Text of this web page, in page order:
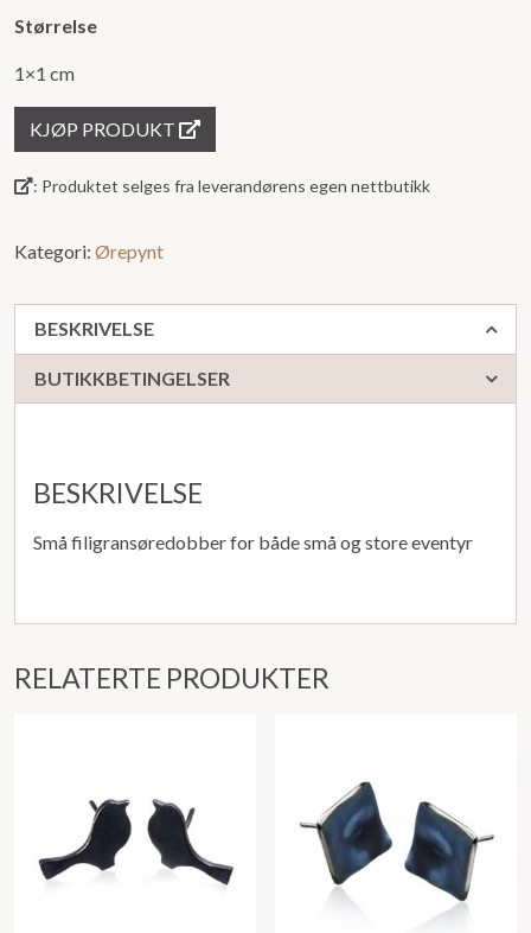
Størrelse
1×1 cm
KJØP PRODUKT
: Produktet selges fra leverandørens egen nettbutikk
Kategori: Ørepynt
BESKRIVELSE
BUTIKKBETINGELSER
BESKRIVELSE
Små filigransøredobber for både små og store eventyr
RELATERTE PRODUKTER